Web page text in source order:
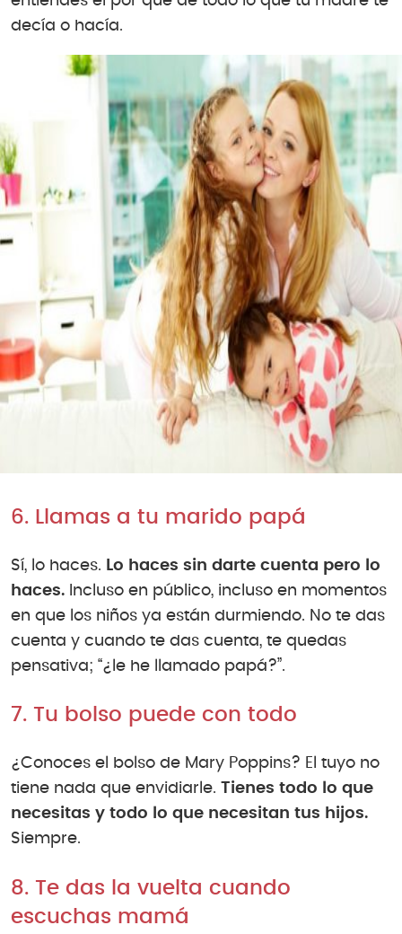
decía o hacía.
6. Llamas a tu marido papá
Sí, lo haces. Lo haces sin darte cuenta pero lo
haces. Incluso en público, incluso en momentos
en que los niños ya están durmiendo. No te das
cuenta y cuando te das cuenta, te quedas
pensativa; “¿le he llamado papá?”.
7. Tu bolso puede con todo
¿Conoces el bolso de Mary Poppins? El tuyo no
tiene nada que envidiarle.
Tienes todo lo que
necesitas y todo lo que necesitan tus hijos.
Siempre.
8. Te das la vuelta cuando
escuchas mamá